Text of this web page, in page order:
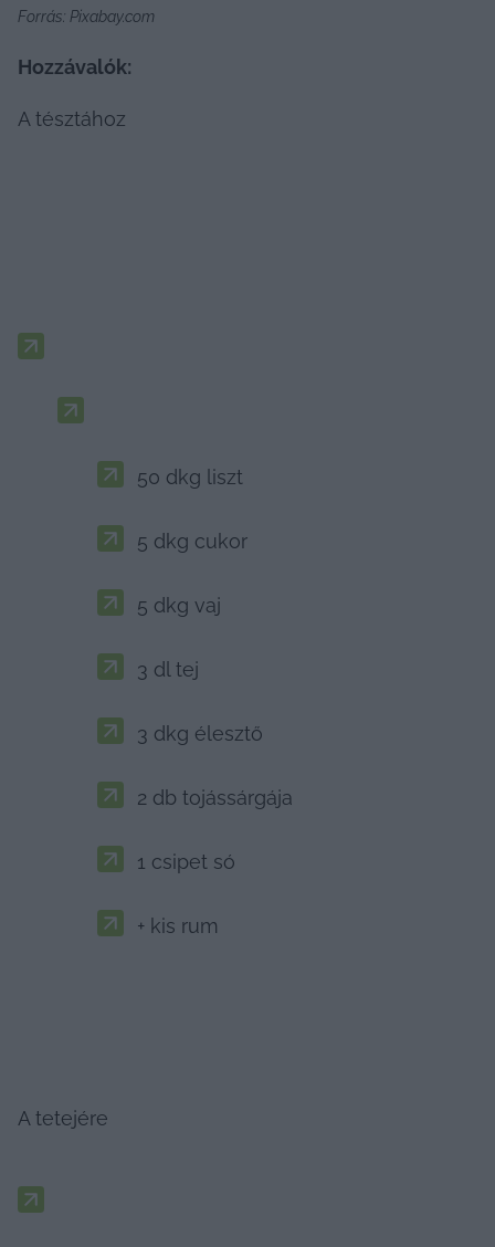
Forrás: Pixabay.com
Hozzávalók:
A tésztához
50 dkg liszt
5 dkg cukor
5 dkg vaj
3 dl tej
3 dkg élesztő
2 db tojássárgája
1 csipet só
+ kis rum
A tetejére